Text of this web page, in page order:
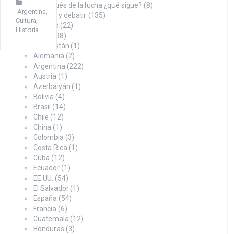
Argentina
Cultura
Historia
Y después de la lucha ¿qué sigue? (8)
Para pensar y debatir (135)
Sindicalismo (22)
(498)
Afganistán (1)
Alemania (2)
Argentina (222)
Austria (1)
Azerbaiyán (1)
Bolivia (4)
Brasil (14)
Chile (12)
China (1)
Colombia (3)
Costa Rica (1)
Cuba (12)
Ecuador (1)
EE.UU. (54)
El Salvador (1)
España (54)
Francia (6)
Guatemala (12)
Honduras (3)